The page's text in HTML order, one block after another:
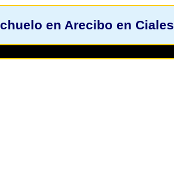
en Arecibo en Ciales